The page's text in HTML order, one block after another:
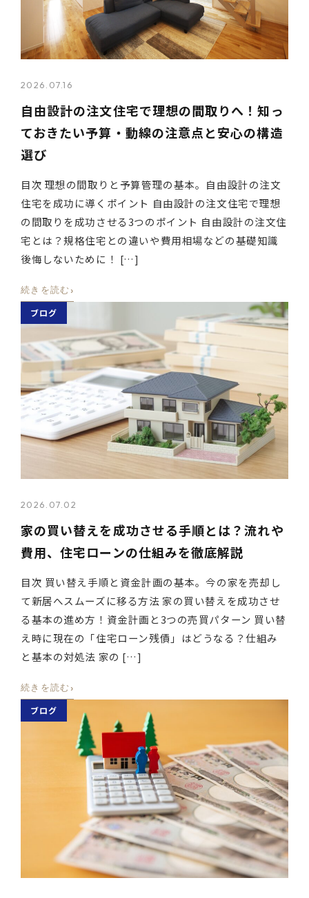
2026.07.16
自由設計の注文住宅で理想の間取りへ！知っ
ておきたい予算・動線の注意点と安心の構造
選び
目次 理想の間取りと予算管理の基本。自由設計の注文
住宅を成功に導くポイント 自由設計の注文住宅で理想
の間取りを成功させる3つのポイント 自由設計の注文住
宅とは？規格住宅との違いや費用相場などの基礎知識
後悔しないために！ […]
続きを読む ›
ブログ
2026.07.02
家の買い替えを成功させる手順とは？流れや
費用、住宅ローンの仕組みを徹底解説
目次 買い替え手順と資金計画の基本。今の家を売却し
て新居へスムーズに移る方法 家の買い替えを成功させ
る基本の進め方！資金計画と3つの売買パターン 買い替
え時に現在の「住宅ローン残債」はどうなる？仕組み
と基本の対処法 家の […]
続きを読む ›
ブログ